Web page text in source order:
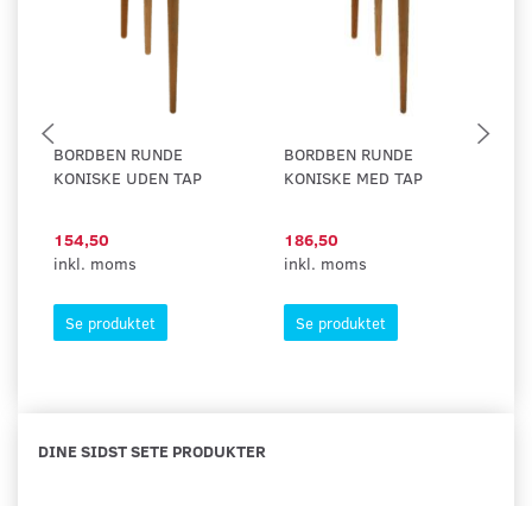
BORDBEN RUNDE
KONISKE UDEN TAP
154,50
inkl. moms
Se produktet
BORDBEN RUNDE
KONISKE MED TAP
186,50
inkl. moms
Se produktet
DINE SIDST SETE PRODUKTER